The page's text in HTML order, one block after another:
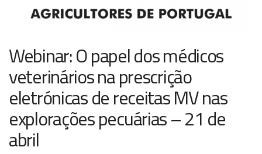
Webinar: O papel dos médicos
veterinários na prescrição
eletrónicas de receitas MV nas
explorações pecuárias – 21 de
abril